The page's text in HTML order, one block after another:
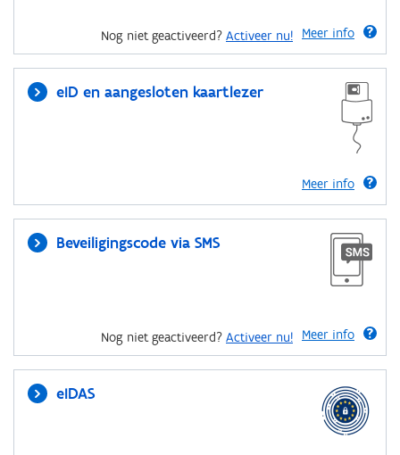
Meer info
Nog niet geactiveerd? Activeer nu!
eID en aangesloten kaartlezer
Meer info
Beveiligingscode via SMS
Meer info
Nog niet geactiveerd? Activeer nu!
eIDAS